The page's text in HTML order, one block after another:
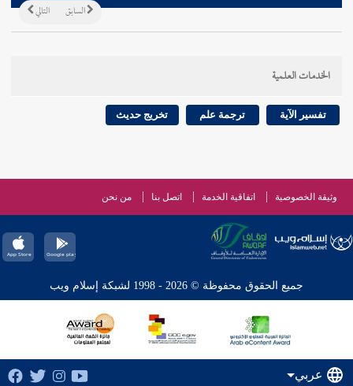
التالي السابق
الخدمات العلمية
تفسير الآية ترجمة علم تخريج حديث
وثيقة الخصوصية اتفاقية الخدمة اتصل بنا من نحن
جميع الحقوق محفوظة © 2026 - 1998 لشبكة إسلام ويب
عربي